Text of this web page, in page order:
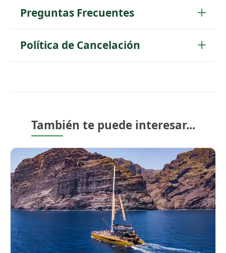
Preguntas Frecuentes
Política de Cancelación
También te puede interesar...